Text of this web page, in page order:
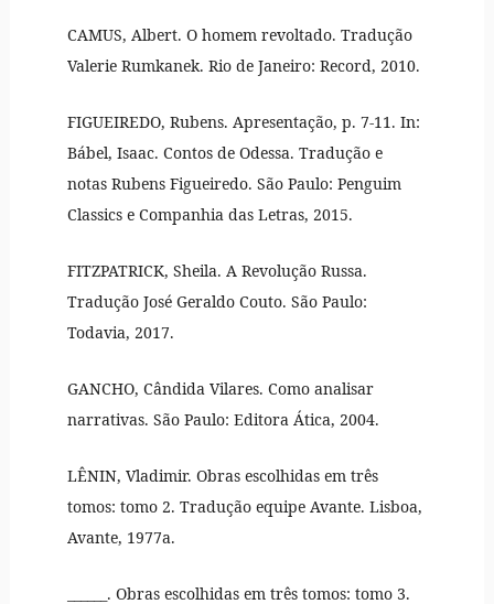
CAMUS, Albert. O homem revoltado. Tradução
Valerie Rumkanek. Rio de Janeiro: Record, 2010.
FIGUEIREDO, Rubens. Apresentação, p. 7-11. In:
Bábel, Isaac. Contos de Odessa. Tradução e
notas Rubens Figueiredo. São Paulo: Penguim
Classics e Companhia das Letras, 2015.
FITZPATRICK, Sheila. A Revolução Russa.
Tradução José Geraldo Couto. São Paulo:
Todavia, 2017.
GANCHO, Cândida Vilares. Como analisar
narrativas. São Paulo: Editora Ática, 2004.
LÊNIN, Vladimir. Obras escolhidas em três
tomos: tomo 2. Tradução equipe Avante. Lisboa,
Avante, 1977a.
______. Obras escolhidas em três tomos: tomo 3.